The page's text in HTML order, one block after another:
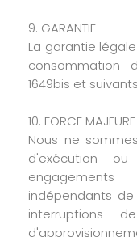
9. GARANTIE
La garantie
1649bis et
10. FORCE MAJEURE
Nous ne
d'exécution
indépendants
interruptions